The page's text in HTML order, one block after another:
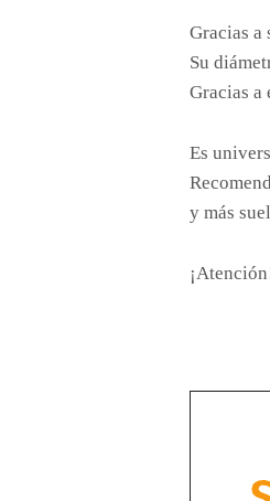
Gracias a
Su
Gracias a
Es
y más